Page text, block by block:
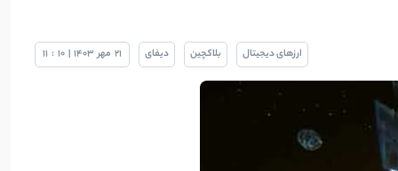
ارزهای دیجیتال بلاکچین دیفای 21 مهر 1403
|
10
:
11